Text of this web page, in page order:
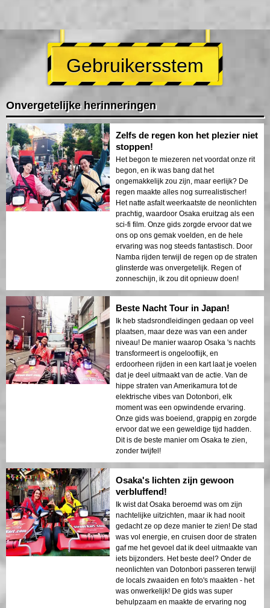
Gebruikersstem
Onvergetelijke herinneringen
Zelfs de regen kon het plezier niet
stoppen!
Het begon te miezeren net voordat onze rit
begon, en ik was bang dat het
ongemakkelijk zou zijn, maar eerlijk? De
regen maakte alles nog surrealistischer!
Het natte asfalt weerkaatste de neonlichten
prachtig, waardoor Osaka eruitzag als een
sci-fi film. Onze gids zorgde ervoor dat we
ons op ons gemak voelden, en de hele
ervaring was nog steeds fantastisch. Door
Namba rijden terwijl de regen op de straten
glinsterde was onvergetelijk. Regen of
zonneschijn, ik zou dit opnieuw doen!
Beste Nacht Tour in Japan!
Ik heb stadsrondleidingen gedaan op veel
plaatsen, maar deze was van een ander
niveau! De manier waarop Osaka 's nachts
transformeert is ongelooflijk, en
erdoorheen rijden in een kart laat je voelen
dat je deel uitmaakt van de actie. Van de
hippe straten van Amerikamura tot de
elektrische vibes van Dotonbori, elk
moment was een opwindende ervaring.
Onze gids was boeiend, grappig en zorgde
ervoor dat we een geweldige tijd hadden.
Dit is de beste manier om Osaka te zien,
zonder twijfel!
Osaka's lichten zijn gewoon
verbluffend!
Ik wist dat Osaka beroemd was om zijn
nachtelijke uitzichten, maar ik had nooit
gedacht ze op deze manier te zien! De stad
was vol energie, en cruisen door de straten
gaf me het gevoel dat ik deel uitmaakte van
iets bijzonders. Het beste deel? Onder de
neonlichten van Dotonbori passeren terwijl
de locals zwaaiden en foto's maakten - het
was onwerkelijk! De gids was super
behulpzaam en maakte de ervaring nog